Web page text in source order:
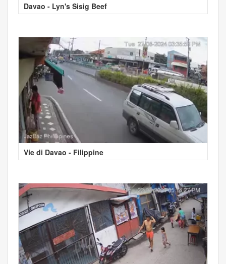
Davao - Lyn's Sisig Beef
Vie di Davao - Filippine